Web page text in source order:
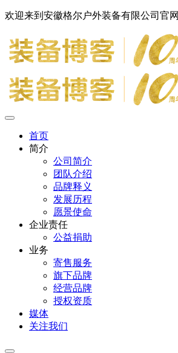
欢迎来到安徽格尔户外装备有限公司官网
首页
简介
公司简介
团队介绍
品牌释义
发展历程
愿景使命
企业责任
公益捐助
业务
寄售服务
旗下品牌
经营品牌
授权资质
媒体
关注我们